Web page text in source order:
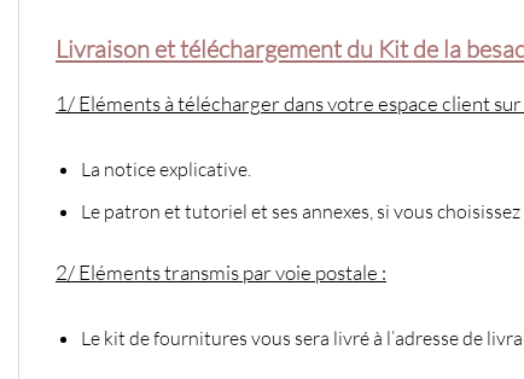
Livraison et téléchargement du Kit de la
1/ Eléments à télécharger dans votre espace client
La notice explicative.
Le patron et tutoriel et ses annexes, si vous
2/ Eléments transmis par voie postale :
Le kit de fournitures vous sera livré à l’adresse de